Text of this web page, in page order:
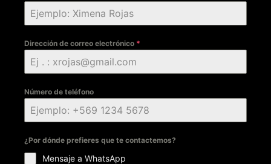
Dirección de correo electrónico *
Número de teléfono
¿Por dónde prefieres que te contactemos?
Mensaje a WhatsApp